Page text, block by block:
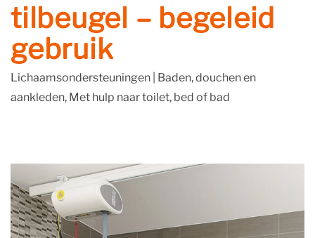
tilbeugel – begeleid
gebruik
Lichaamsondersteuningen Baden, douchen en
aankleden, Met hulp naar toilet, bed of bad